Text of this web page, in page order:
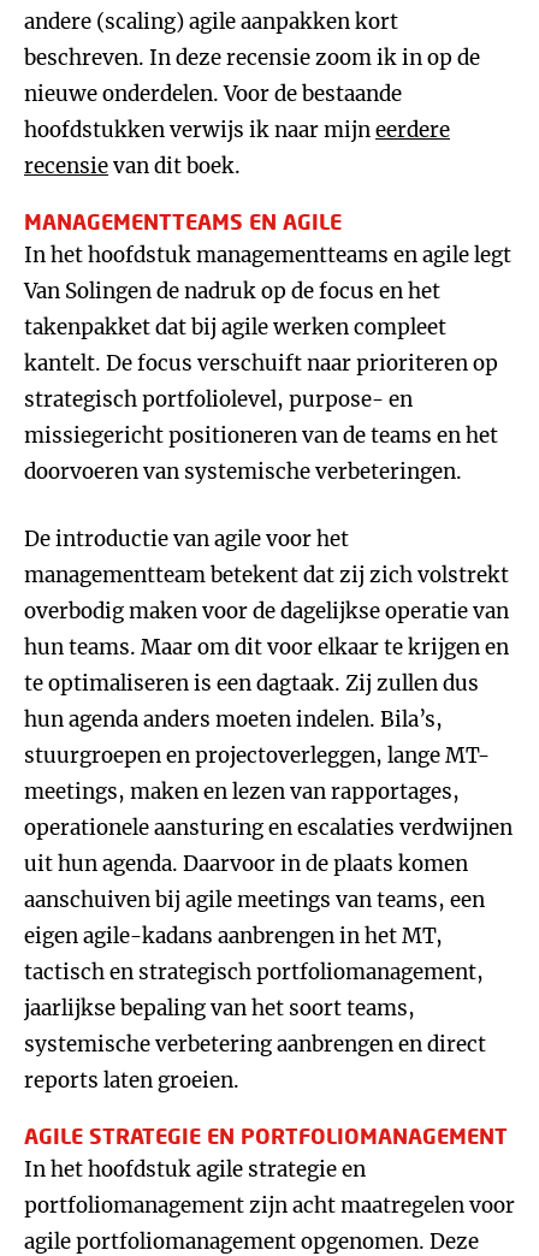
andere (scaling) agile aanpakken kort
beschreven. In deze recensie zoom ik in op de
nieuwe onderdelen. Voor de bestaande
hoofdstukken verwijs ik naar mijneerdere
recensievan dit boek.
MANAGEMENTTEAMS EN AGILE
In het hoofdstuk managementteams en agile legt
Van Solingen de nadruk op de focus en het
takenpakket dat bij agile werken compleet
kantelt. De focus verschuift naar prioriteren op
strategisch portfoliolevel, purpose- en
missiegericht positioneren van de teams en het
doorvoeren van systemische verbeteringen.
De introductie van agile voor het
managementteam betekent dat zij zich volstrekt
overbodig maken voor de dagelijkse operatie van
hun teams. Maar om dit voor elkaar te krijgen en
te optimaliseren is een dagtaak. Zij zullen dus
hun agenda anders moeten indelen. Bila’s,
stuurgroepen en projectoverleggen, lange MT-
meetings, maken en lezen van rapportages,
operationele aansturing en escalaties verdwijnen
uit hun agenda. Daarvoor in de plaats komen
aanschuiven bij agile meetings van teams, een
eigen agile-kadans aanbrengen in het MT,
tactisch en strategisch portfoliomanagement,
jaarlijkse bepaling van het soort teams,
systemische verbetering aanbrengen en direct
reports laten groeien.
AGILE STRATEGIE EN PORTFOLIOMANAGEMENT
In het hoofdstuk agile strategie en
portfoliomanagement zijn acht maatregelen voor
agile portfoliomanagement opgenomen. Deze